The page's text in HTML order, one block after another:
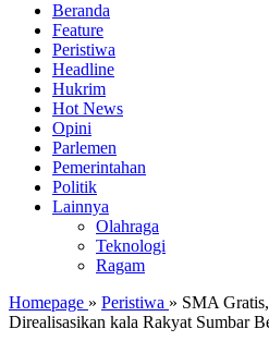
Beranda
Feature
Peristiwa
Headline
Hukrim
Hot News
Opini
Parlemen
Pemerintahan
Politik
Lainnya
Olahraga
Teknologi
Ragam
Homepage » Peristiwa » SMA
Direalisasikan kala Rakyat Sumbar